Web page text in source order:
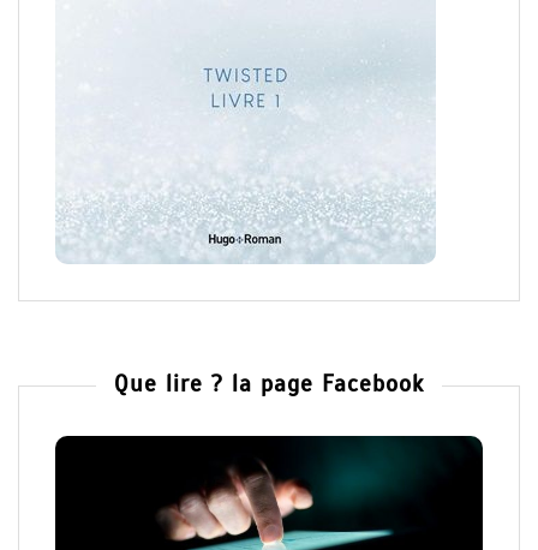
Que lire ? la page Facebook